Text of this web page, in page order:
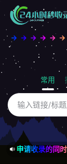
常用
申请收录的同